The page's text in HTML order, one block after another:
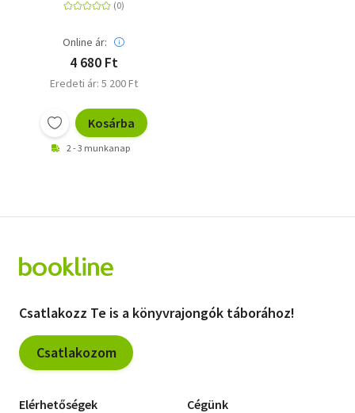
abszolutizmus
Online ár:
4 680 Ft
Eredeti ár: 5 200 Ft
Kosárba
2 - 3 munkanap
Csatlakozz Te is a könyvrajongók táborához!
Csatlakozom
Elérhetőségek Cégünk